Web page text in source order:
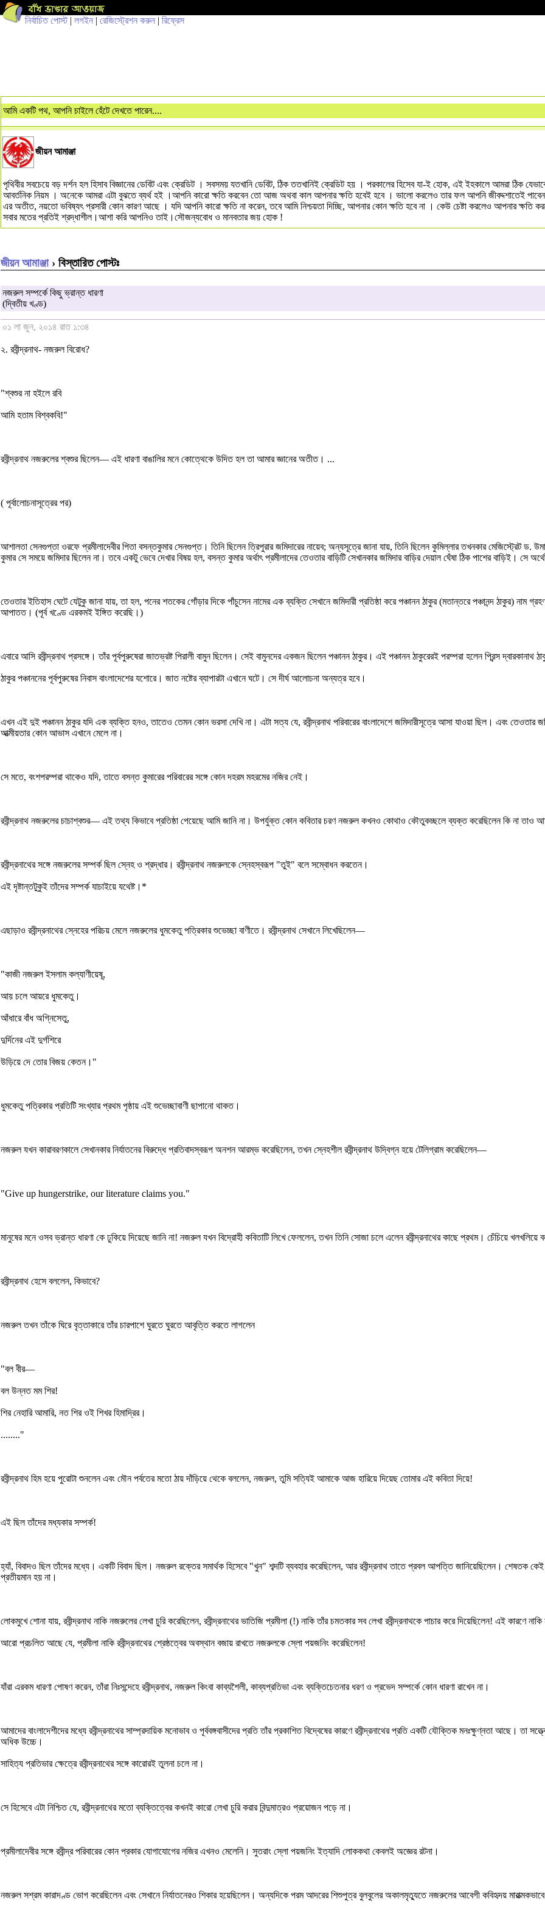
নির্বাচিত পোস্ট| লগইন | রেজিস্ট্রেশন করুন | রিফ্রেস
আমি একটি পথ, আপনি চাইলে হেঁটে দেখতে পারেন....
জীয়ন আমাঞ্জা
পৃথিবীর সবচেয়ে বড় দর্শন হল হিসাব বিজ্ঞানের ডেবিট এবং ক্রেডিট । সবসময় যতখানি ডেবিট, ঠিক ততখানিই ক্রেডিট হয় । পরকালের হিসেব যা-ই হোক, এই ইহকালে আমরা ঠিক
আবর্তনিক নিয়ম । অনেকে আমরা এটা বুঝতে ব্যর্থ হই ।আপনি কারো ক্ষতি করবেন তো আজ অথবা কাল আপনার ক্ষতি হবেই হবে । ভালো করলেও তার ফল আপনি জীবদ্দশাতেই
এর অতীত, নয়তো ভবিষ্যৎ প্রসারী কোন কারণ আছে । যদি আপনি কারো ক্ষতি না করেন, তবে আমি নিশ্চয়তা দিচ্ছি, আপনার কোন ক্ষতি হবে না । কেউ চেষ্টা করলেও আপনার
সবার মতের প্রতিই শ্রদ্ধাশীল।আশা করি আপনিও তাই।সৌজন্যবোধ ও মানবতার জয় হোক !
জীয়ন আমাঞ্জা› বিস্তারিত পোস্টঃ
নজরুল সম্পর্কে কিছু ভ্রান্ত ধারণা
(দ্বিতীয় খণ্ড)
০১ লা জুন, ২০১৪ রাত ১:৩৪
২. রবীন্দ্রনাথ- নজরুল বিরোধ?
"শ্বশুর না হইলে রবি
আমি হতাম বিশ্বকবি!"
রবীন্দ্রনাথ নজরুলের শ্বশুর ছিলেন— এই ধারণা বাঙালির মনে কোত্থেকে উদিত হল তা আমার জ্ঞানের অতীত। ...
( পূর্বালোচনাসূত্রের পর)
আশালতা সেনগুপ্তা ওরফে প্রমীলাদেবীর পিতা বসন্তকুমার সেনগুপ্ত। তিনি ছিলেন ত্রিপুরার জমিদারের নায়েব; অন্যসূত্রে জানা যায়, তিনি ছিলেন কুমিল্লার তখনকার মেজিস্ট্রেট
কুমার সে সময়ে জমিদার ছিলেন না। তবে একটু ভেবে দেখার বিষয় হল, বসন্ত কুমার অর্থাৎ প্রমীলাদের তেওতার বাড়িটি সেখানকার জমিদার বাড়ির দেয়াল ঘেঁষা ঠিক পাশের বাড়িই। সে
তেওতার ইতিহাস ঘেটে যেটুকু জানা যায়, তা হল, পনের শতকের গোঁড়ার দিকে পাঁচুসেন নামের এক ব্যক্তি সেখানে জমিদারী প্রতিষ্ঠা করে পঞ্চানন ঠাকুর (মতান্তরে পঞ্চানন্দ ঠাকুর) নাম
আপাতত। (পূর্ব খণ্ডে এরকমই ইঙ্গিত করেছি।)
এবারে আসি রবীন্দ্রনাথ প্রসঙ্গে। তাঁর পূর্বপুরুষেরা জাতভ্রষ্ট পিরালী বামুন ছিলেন। সেই বামুনদের একজন ছিলেন পঞ্চানন ঠাকুর। এই পঞ্চানন ঠাকুরেরই পরম্পরা হলেন প্রিন্স দ্বারকানাথ
ঠাকুর পঞ্চাননের পূর্বপুরুষের নিবাস বাংলাদেশের যশোরে। জাত নষ্টের ব্যাপারটা এখানে ঘটে। সে দীর্ঘ আলোচনা অন্যত্র হবে।
এখন এই দুই পঞ্চানন ঠাকুর যদি এক ব্যক্তি হনও, তাতেও তেমন কোন ভরসা দেখি না। এটা সত্য যে, রবীন্দ্রনাথ পরিবারের বাংলাদেশে জমিদারীসূত্রে আসা যাওয়া ছিল। এবং তেওতার
আত্মীয়তার কোন আভাস এখানে মেলে না।
সে মতে, বংশপরম্পরা থাকেও যদি, তাতে বসন্ত কুমারের পরিবারের সঙ্গে কোন দহরম মহরমের নজির নেই।
রবীন্দ্রনাথ নজরুলের চাচাশ্বশুর— এই তথ্য কিভাবে প্রতিষ্ঠা পেয়েছে আমি জানি না। উপর্যুক্ত কোন কবিতার চরণ নজরুল কখনও কোথাও কৌতুকচ্ছলে ব্যক্ত করেছিলেন কি না তাও
রবীন্দ্রনাথের সঙ্গে নজরুলের সম্পর্ক ছিল স্নেহ ও শ্রদ্ধার। রবীন্দ্রনাথ নজরুলকে স্নেহস্বরূপ "তুই" বলে সম্বোধন করতেন।
এই দৃষ্টান্তটুকুই তাঁদের সম্পর্ক যাচাইয়ে যথেষ্ট।*
এছাড়াও রবীন্দ্রনাথের স্নেহের পরিচয় মেলে নজরুলের ধুমকেতু পত্রিকার শুভেচ্ছা বাণীতে। রবীন্দ্রনাথ সেখানে লিখেছিলেন—
"কাজী নজরুল ইসলাম কল্যাণীয়েষূ,
আয় চলে আয়রে ধুমকেতু।
আঁধারে বাঁধ অগ্নিসেতু,
দুর্দিনের এই দুর্গশিরে
উড়িয়ে দে তোর বিজয় কেতন।"
ধুমকেতু পত্রিকার প্রতিটি সংখ্যার প্রথম পৃষ্ঠায় এই শুভেচ্ছাবাণী ছাপানো থাকত।
নজরুল যখন কারাবরণকালে সেখানকার নির্যাতনের বিরুদ্ধে প্রতিবাদস্বরূপ অনশন আরম্ভ করেছিলেন, তখন স্নেহশীল রবীন্দ্রনাথ উদ্বিগ্ন হয়ে টেলিগ্রাম করেছিলেন—
"Give up hungerstrike, our literature claims you."
মানুষের মনে ওসব ভ্রান্ত ধারণা কে ঢুকিয়ে দিয়েছে জানি না! নজরুল যখন বিদ্রোহী কবিতাটি লিখে ফেললেন, তখন তিনি সোজা চলে এলেন রবীন্দ্রনাথের কাছে প্রথম। চেঁচিয়ে
রবীন্দ্রনাথ হেসে বললেন, কিভাবে?
নজরুল তখন তাঁকে ঘিরে বৃত্তাকারে তাঁর চারপাশে ঘুরতে ঘুরতে আবৃত্তি করতে লাগলেন
"বল বীর—
বল উন্নত মম শির!
শির নেহারি আমারি, নত শির ওই শিখর হিমাদ্রির।
........"
রবীন্দ্রনাথ হিম হয়ে পুরোটা শুনলেন এবং মৌন পর্বতের মতো ঠায় দাঁড়িয়ে থেকে বললেন, নজরুল, তুমি সত্যিই আমাকে আজ হারিয়ে দিয়েছ তোমার এই কবিতা দিয়ে!
এই ছিল তাঁদের মধ্যকার সম্পর্ক!
হ্যাঁ, বিবাদও ছিল তাঁদের মধ্যে। একটি বিবাদ ছিল। নজরুল রক্তের সমার্থক হিসেবে "খুন" শব্দটি ব্যবহার করেছিলেন, আর রবীন্দ্রনাথ তাতে প্রবল আপত্তি জানিয়েছিলেন। শেষতক
প্রতীয়মান হয় না।
লোকমুখে শোনা যায়, রবীন্দ্রনাথ নাকি নজরুলের লেখা চুরি করেছিলেন, রবীন্দ্রনাথের ভাতিজি প্রমীলা (!) নাকি তাঁর চমতকার সব লেখা রবীন্দ্রনাথকে পাচার করে দিয়েছিলেন! এই কারণে
আরো প্রচলিত আছে যে, প্রমীলা নাকি রবীন্দ্রনাথের শ্রেষ্ঠত্বের অবস্থান বজায় রাখতে নজরুলকে স্লো পয়জনিং করেছিলেন!
যাঁরা এরকম ধারণা পোষণ করেন, তাঁরা নিঃসন্দেহে রবীন্দ্রনাথ, নজরুল কিংবা কাব্যশৈলী, কাব্যপ্রতিভা এবং ব্যক্তিচেতনার ধরণ ও প্রভেদ সম্পর্কে কোন ধারণা রাখেন না।
আমাদের বাংলাদেশীদের মধ্যে রবীন্দ্রনাথের সাম্প্রদায়িক মনোভাব ও পূর্ববঙ্গবাসীদের প্রতি তাঁর প্রকাশিত বিদ্বেষের কারণে রবীন্দ্রনাথের প্রতি একটি যৌক্তিক মনঃক্ষুণ্নতা আছে। তা
অধিক উচ্চে।
সাহিত্য প্রতিভার ক্ষেত্রে রবীন্দ্রনাথের সঙ্গে কারোরই তুলনা চলে না।
সে হিসেবে এটা নিশ্চিত যে, রবীন্দ্রনাথের মতো ব্যক্তিত্বের কখনই কারো লেখা চুরি করার বিন্দুমাত্রও প্রয়োজন পড়ে না।
প্রমীলাদেবীর সঙ্গে রবীন্দ্র পরিবারের কোন প্রকার যোগাযোগের নজির এখনও মেলেনি। সুতরাং স্লো পয়জনিং ইত্যাদি লোককথা কেবলই অজ্ঞের রটনা।
নজরুল সশ্রম কারাদণ্ড ভোগ করেছিলেন এবং সেখানে নির্যাতনেরও শিকার হয়েছিলেন। অন্যদিকে পরম আদরের শিশুপুত্র বুলবুলের অকালমৃত্যুতে নজরুলের আবেগী কবিহৃদয়